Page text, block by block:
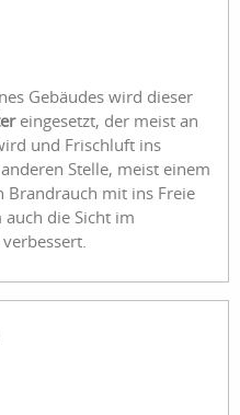
Gebäudes wird dieser
eingesetzt, der meist an
und Frischluft ins
Stelle, meist einem
Brandrauch mit ins Freie
die Sicht im